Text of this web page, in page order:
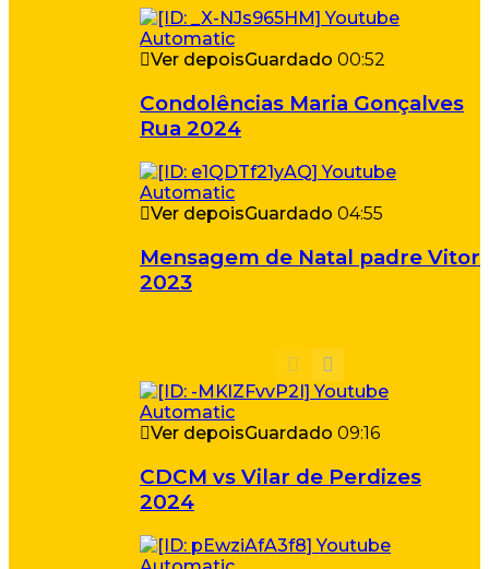
Ver depoisGuardado 00:52
Condolências Maria Gonçalves
Rua 2024
Ver depoisGuardado 04:55
Mensagem de Natal padre Vitor
2023
Ver depoisGuardado 09:16
CDCM vs Vilar de Perdizes
2024